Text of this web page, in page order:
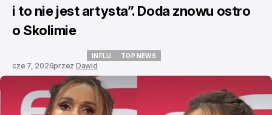
i to nie jest artysta”. Doda znowu ostro
o Skolimie
INFLU TOP NEWS
cze 7, 2026przez Dawid